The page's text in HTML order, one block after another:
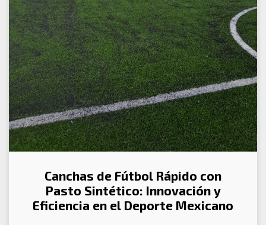
Canchas de Fútbol Rápido con
Pasto Sintético: Innovación y
Eficiencia en el Deporte Mexicano